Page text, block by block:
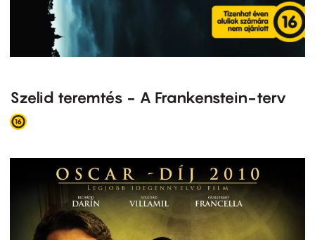
Szelid teremtés - A Frankenstein-terv